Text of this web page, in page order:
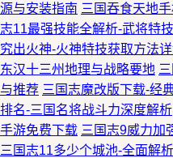
源与安装指南 三国吞食天地
志11最强技能全解析-武将特
究出火神-火神特技获取方法
东汉十三州地理与战略要地
与推荐 三国志魔改版下载-经
排名-三国名将战斗力深度解析
手游免费下载 三国志9威力加
三国志11多少个城池-全面解